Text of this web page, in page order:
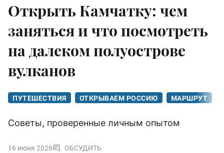
Открыть Камчатку: чем
заняться и что посмотреть
на далеком полуострове
вулканов
ПУТЕШЕСТВИЯ ОТКРЫВАЕМ РОССИЮ МАРШРУТ
Советы, проверенные личным опытом
16 июня 2026 ОБСУДИТЬ